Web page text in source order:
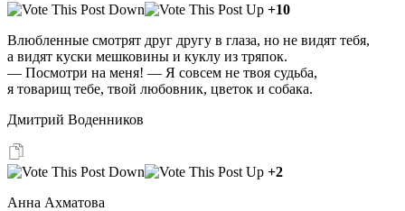
+10
Влюбленные смотрят друг другу в глаза, но не видят тебя,
а видят куски мешковины и куклу из тряпок.
— Посмотри на меня! — Я совсем не твоя судьба,
я товарищ тебе, твой любовник, цветок и собака.
Дмитрий Воденников
+2
Анна Ахматова